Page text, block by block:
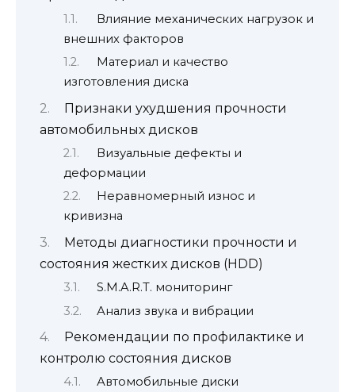
Влияние механических нагрузок и
внешних факторов
Материал и качество
изготовления диска
Признаки ухудшения прочности
автомобильных дисков
Визуальные дефекты и
деформации
Неравномерный износ и
кривизна
Методы диагностики прочности и
состояния жестких дисков (HDD)
S.M.A.R.T. мониторинг
Анализ звука и вибрации
Рекомендации по профилактике и
контролю состояния дисков
Автомобильные диски